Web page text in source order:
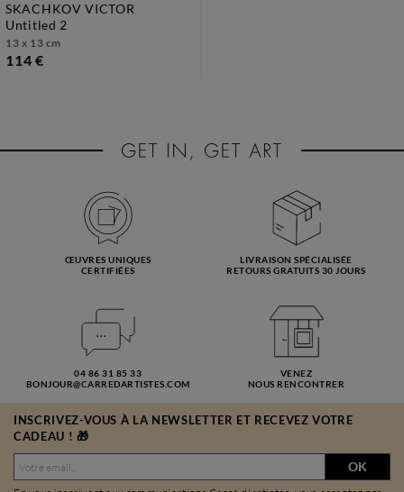
SKACHKOV VICTOR
untitled 2
13 x 13 cm
114 €
ŒUVRES UNIQUES
CERTIFIÉES
LIVRAISON SPÉCIALISÉE
RETOURS GRATUITS 30 JOURS
04 86 31 85 33
BONJOUR@CARREDARTISTES.COM
VENEZ
NOUS RENCONTRER
INSCRIVEZ-VOUS À LA NEWSLETTER ET RECEVEZ VOTRE
CADEAU ! 🎁
OK